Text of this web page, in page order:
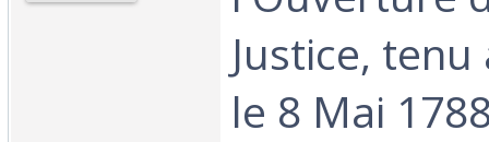
Justice,
le 8 Mai